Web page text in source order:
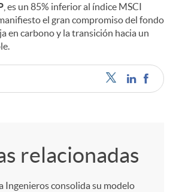
, es un 85% inferior al índice MSCI
el gran compromiso del fondo
en carbono y la transición hacia un
relacionadas
Ingenieros consolida su modelo